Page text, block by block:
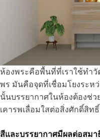
ห้องพระคือพื้นที่ที่เราใช้ทำ
พร มันคือจุดที่เชื่อมโยงระห
นั้นบรรยากาศในห้องต้องช่ว
เคารพเลื่อมใสต่อสิ่งศักดิ์สิทธิ์
สีและบรรยากาศมีผลต่อสม